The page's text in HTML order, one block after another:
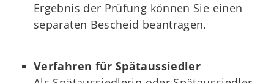
Ergebnis der Prüfung können Sie einen
separaten Bescheid beantragen.
Verfahren für Spätaussiedler